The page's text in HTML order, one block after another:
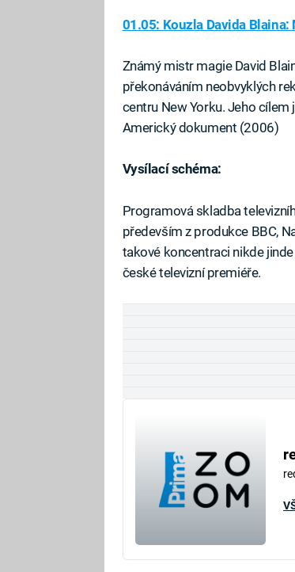
01.05: Kouzla Davida Blaina:
Známý mistr magie David
překonáváním neobvyklých
centru New Yorku. Jeho
Americký dokument (2006)
Vysílací schéma:
Programová skladba
především z produkce BBC,
takové koncentraci nikde
české televizní premiéře.